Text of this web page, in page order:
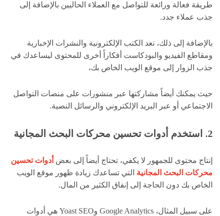
طريقة فعالة ورائعة للتواصل مع العملاء الحاليين بالإضافة إلى
جذب عملاء جدد.
بالإضافة إلى ذلك، تعد الكتب الإلكترونية والنشرات الإخبارية
ومقاطع الفيديو والبودكاست أفكاراً أخرى للمحتوى ليساعدك في
جذب الزوار إلى موقع الويب الخاص بك،
حيث يمكنك أيضاً مشاركتها عبر منشورات على منصات التواصل
الاجتماعي أو عبر البريد الإلكتروني والرسائل النصية.
2. استخدم أدوات تحسين محركات البحث المجانية
إنتاج محتوى للجمهور لا يكفي، تحتاج أيضاً إلى بعض أدوات تحسين
محركات البحث المجانية التي تساعدك زيادة ظهور موقع الويب
الخاص بك دون الحاجة إلى إنفاق الكثير من المال.
على سبيل المثال، Google Analytics وYoast SEO هي أدوات